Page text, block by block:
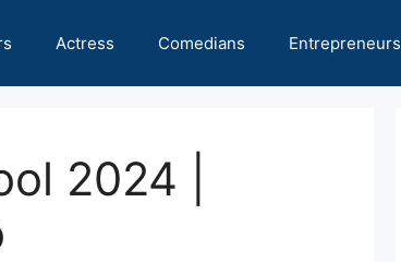
Actress Comedians Entrepreneurs
2024 |